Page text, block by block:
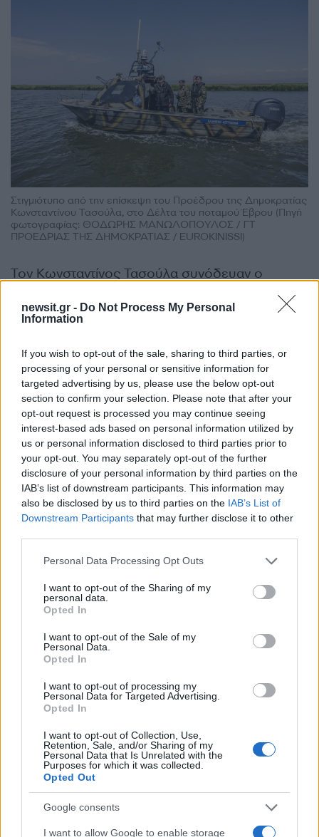
newsit.gr - Do Not Process My Personal
Information
If you wish to opt-out of the sale, sharing to third parties, or
processing of your personal or sensitive information for
targeted advertising by us, please use the below opt-out
section to confirm your selection. Please note that after your
opt-out request is processed you may continue seeing
interest-based ads based on personal information utilized by
us or personal information disclosed to third parties prior to
your opt-out. You may separately opt-out of the further
disclosure of your personal information by third parties on the
IAB’s list of downstream participants. This information may
also be disclosed by us to third parties on the IAB’s List of
Downstream Participants that may further disclose it to other
Please note that this website/app uses one or more Google
not limited to your visit or usage behaviour. You may click to
grant or deny consent to Google and its third-party tags to
use your data for below specified purposes in below Google
consent section.
Personal Data Processing Opt Outs
I want to opt-out of the Sharing of my
personal data.
Opted In
I want to opt-out of the Sale of my
Personal Data.
Opted In
I want to opt-out of processing my
Personal Data for Targeted Advertising.
Opted In
I want to opt-out of Collection, Use,
Retention, Sale, and/or Sharing of my
Personal Data that Is Unrelated with the
Purposes for which it was collected.
Opted Out
Google consents
I want to allow Google to enable storage
Στιγμιότυπο από την επίσκεψη του Προέδρου της Δημοκρατίας
Κωνσταντίνου Τασούλα, στο Δέλτα του ποταμού Έβρου (Πηγή
φωτογραφίας: ΘΟΔΩΡΗΣ ΜΑΝΩΛΟΠΟΥΛΟΣ / ΓΤ
ΠΡΟΕΔΡΙΑΣ ΤΗΣ ΔΗΜΟΚΡΑΤΙΑΣ / EUROKINISSI)
Τον Κωνσταντίνος Τασούλα συνόδευαν ο
διοικητής της Ανώτατης Στρατιωτικής Διοίκησης
Θράκης, αντιστράτηγος Παναγιώτης
υποστράτηγος Παύλος Ανδρικόπουλος, ο
διοικητής της 31ης Μηχανοκίνητης Ταξιαρχίας,
ταξίαρχος Σωτήρης Τσιατσιάνης και ο Γενικός
Αστυνομικός Διεθυντής, Ανατολικής Μακεδονίας
και Θράκης, ταξίαρχος Λάμπρος Τσιάρας.
Κωνσταντίνου Τασούλα, στο Δέλτα του ποταμού Έβρου (Πηγή
φωτογραφίας: ΘΟΔΩΡΗΣ ΜΑΝΩΛΟΠΟΥΛΟΣ / ΓΤ
ΠΡΟΕΔΡΙΑΣ ΤΗΣ ΔΗΜΟΚΡΑΤΙΑΣ / EUROKINISSI)
Ο πρόεδρος του Συλλόγου «Αινήσιο Δέλτα»,
Νίκος Μουσουνάκης, καλωσόρισε τον Πρόεδρο
της Δημοκρατίας και τον ευχαρίστησε για την
επίσκεψή του στην περιοχή εκ μέρους των